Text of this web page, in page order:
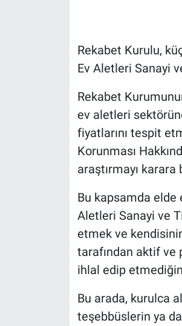
Rekabet Kurulu,
Ev Aletleri Sanayi
Rekabet
ev aletleri
fiyatlarını tespit
Korunması
araştırmayı karara
Bu kapsamda elde
Aletleri Sanayi ve
etmek ve
tarafından aktif ve
ihlal edip
Bu arada, kurulca
teşebbüslerin ya
Kültür Sanat